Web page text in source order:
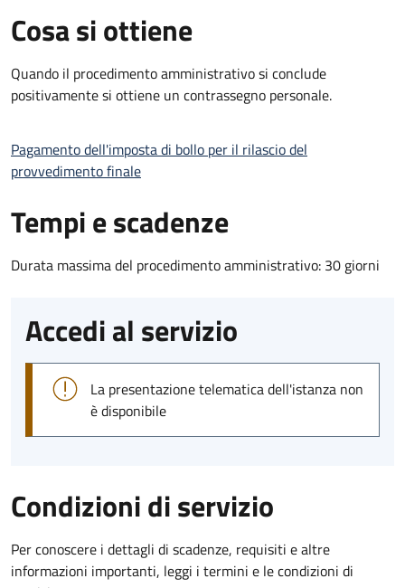
Cosa si ottiene
Quando il procedimento amministrativo si conclude
positivamente si ottiene un contrassegno personale.
Pagamento dell'imposta di bollo per il rilascio del
provvedimento finale
Tempi e scadenze
Durata massima del procedimento amministrativo: 30 giorni
Accedi al servizio
La presentazione telematica dell'istanza non
è disponibile
Condizioni di servizio
Per conoscere i dettagli di scadenze, requisiti e altre
informazioni importanti, leggi i termini e le condizioni di